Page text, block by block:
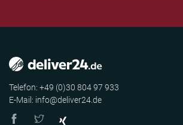
Telefon: +49 (0)30 804 97 933
E-Mail: info@deliver24.de